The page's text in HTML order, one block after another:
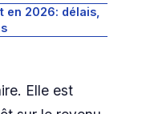
en 2026: délais,
Elle est